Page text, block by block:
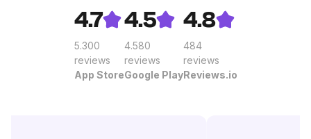
4.7
5.300
reviews
App Store
4.5
4.580
reviews
Google Play
4.8
484
reviews
Reviews.io